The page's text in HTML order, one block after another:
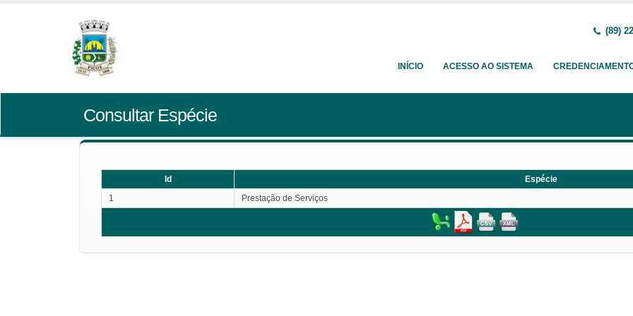
(89)
INÍCIO ACESSO AO SISTEMA
Consultar Espécie
Id
Espécie
1
Prestação de Serviços